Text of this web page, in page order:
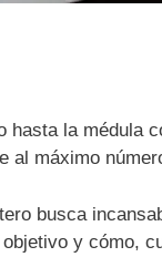
hasta la médula
máximo
busca
y cómo,